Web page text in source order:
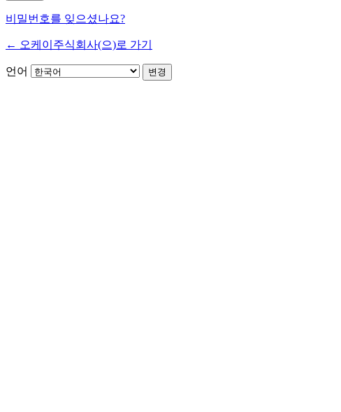
비밀번호를 잊으셨나요?
← 오케이주식회사(으)로 가기
언어